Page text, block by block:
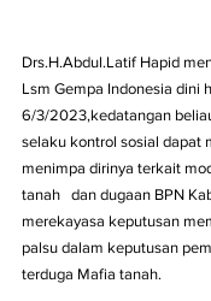
Drs.H.Abdul.Latif Hapid
Lsm Gempa Indonesia dini
6/3/2023,kedatangan
selaku kontrol sosial dapat
menimpa dirinya terkait
tanah   dan dugaan BPN
merekayasa keputusan
palsu dalam keputusan
terduga Mafia tanah.